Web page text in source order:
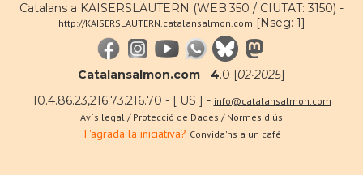
Catalans a KAISERSLAUTERN (WEB:350 / CIUTAT: 3150) -
http://KAISERSLAUTERN.catalansalmon.com [Nseg: 1]
Catalansalmon.com - 4.0 [02·2025]
10.4.86.23,216.73.216.70 - [ US ] - info@catalansalmon.com
Avís legal / Protecció de Dades / Normes d'ús
T'agrada la iniciativa? Convida'ns a un café